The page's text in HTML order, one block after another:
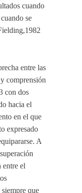
cuando
se
entre las
comprensión
con dos
hacia el
en el que
expresado
A
entre el
que